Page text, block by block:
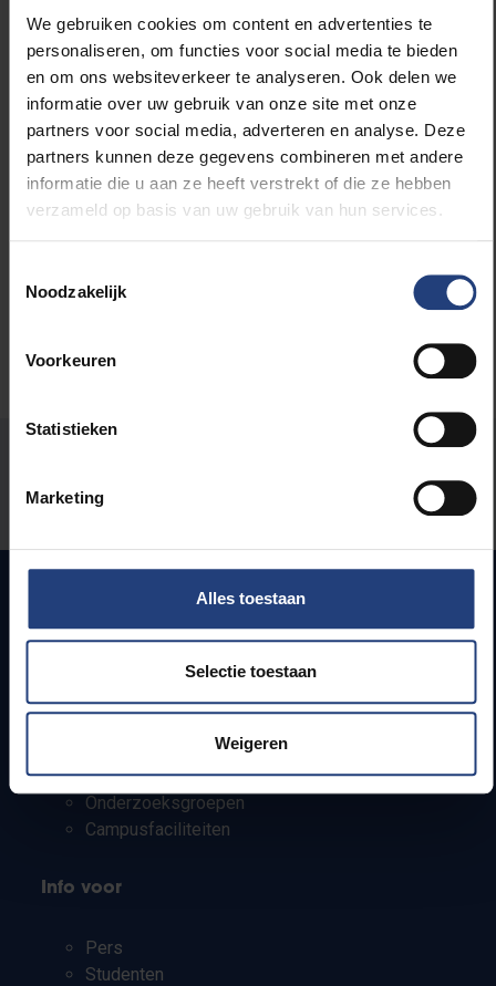
We gebruiken cookies om content en advertenties te
personaliseren, om functies voor social media te bieden
en om ons websiteverkeer te analyseren. Ook delen we
informatie over uw gebruik van onze site met onze
partners voor social media, adverteren en analyse. Deze
partners kunnen deze gegevens combineren met andere
informatie die u aan ze heeft verstrekt of die ze hebben
verzameld op basis van uw gebruik van hun services.
Noodzakelijk
Voorkeuren
Statistieken
Marketing
Alles toestaan
Selectie toestaan
Weigeren
Lees meer over:
Internationaal
Snel naar
Bereikbaarheid
Onderzoeksgroepen
Campusfaciliteiten
Info voor
Pers
Studenten